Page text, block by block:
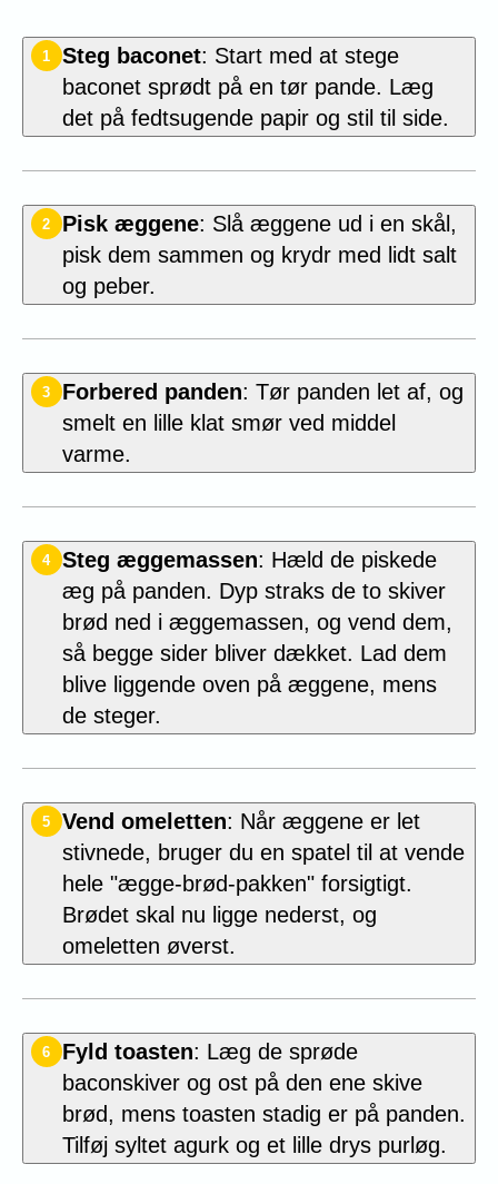
1 Steg baconet: Start med at stege
baconet sprødt på en tør pande. Læg
det på fedtsugende papir og stil til side.
2 Pisk æggene: Slå æggene ud i en skål,
pisk dem sammen og krydr med lidt salt
og peber.
3 Forbered panden: Tør panden let af, og
smelt en lille klat smør ved middel
varme.
4 Steg æggemassen: Hæld de piskede
æg på panden. Dyp straks de to skiver
brød ned i æggemassen, og vend dem,
så begge sider bliver dækket. Lad dem
blive liggende oven på æggene, mens
de steger.
5 Vend omeletten: Når æggene er let
stivnede, bruger du en spatel til at vende
hele "ægge-brød-pakken" forsigtigt.
Brødet skal nu ligge nederst, og
omeletten øverst.
6 Fyld toasten: Læg de sprøde
baconskiver og ost på den ene skive
brød, mens toasten stadig er på panden.
Tilføj syltet agurk og et lille drys purløg.